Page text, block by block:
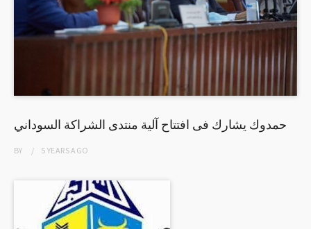
حمدوك يشارك فى افتتاح آلية منتدى الشراكة السوداني
BY 5 YEARSAGO